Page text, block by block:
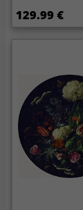
129.99 €